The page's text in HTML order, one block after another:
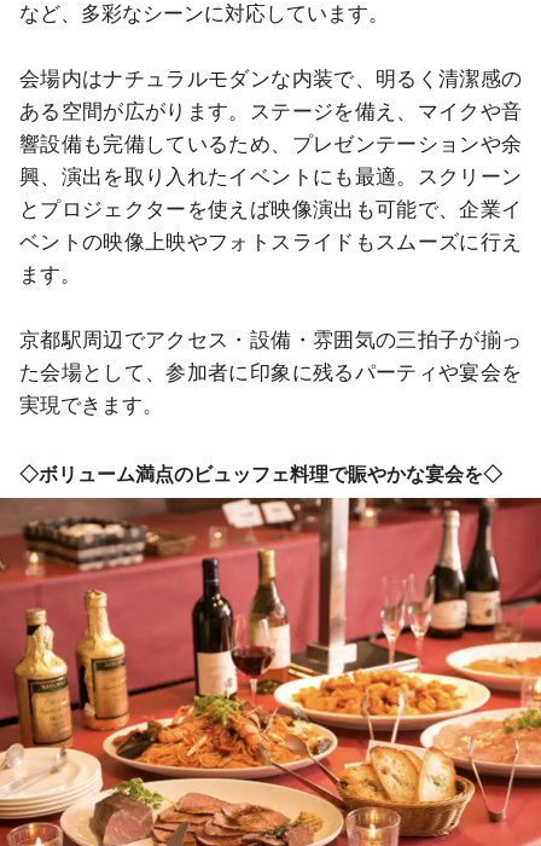
など、多彩なシーンに対応しています。
会場内はナチュラルモダンな内装で、明るく清潔感の
ある空間が広がります。ステージを備え、マイクや音
響設備も完備しているため、プレゼンテーションや余
興、演出を取り入れたイベントにも最適。スクリーン
とプロジェクターを使えば映像演出も可能で、企業イ
ベントの映像上映やフォトスライドもスムーズに行え
ます。
京都駅周辺でアクセス・設備・雰囲気の三拍子が揃っ
た会場として、参加者に印象に残るパーティや宴会を
実現できます。
◇ボリューム満点のビュッフェ料理で賑やかな宴会を◇